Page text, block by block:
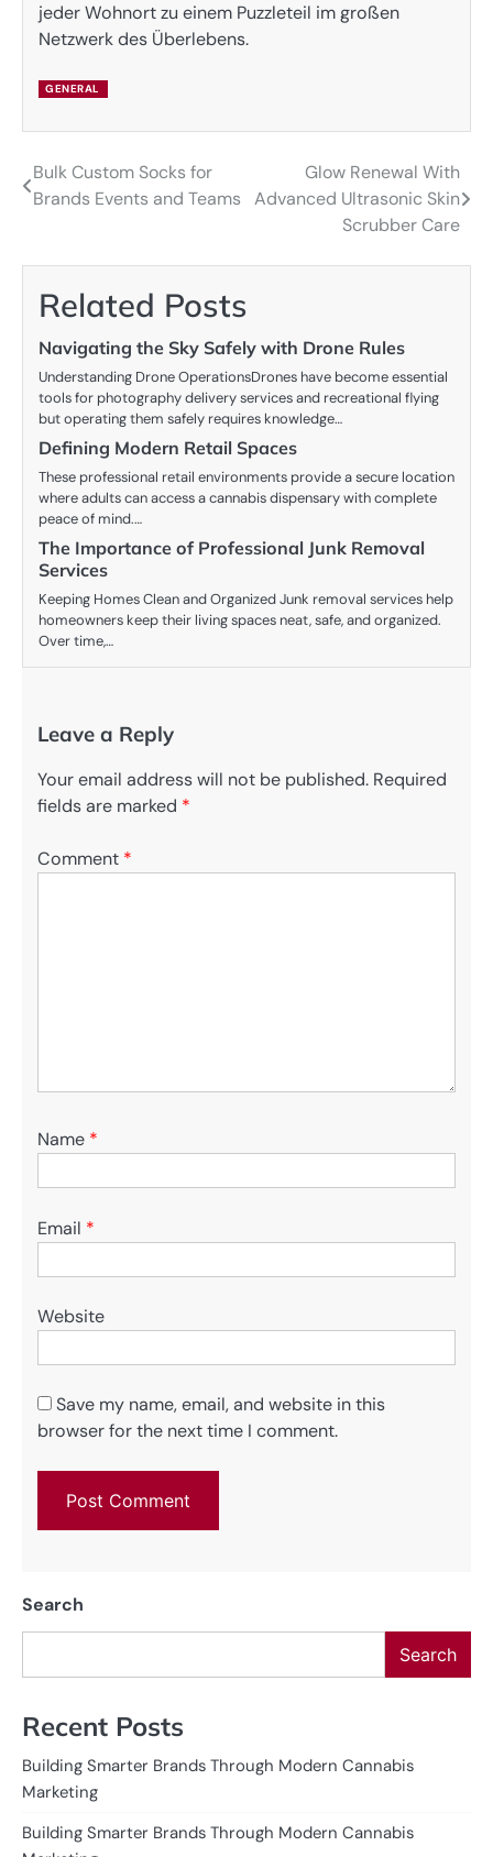
jeder Wohnort zu einem Puzzleteil im großen
Netzwerk des Überlebens.
GENERAL
Post
Bulk Custom Socks for
Brands Events and Teams
Glow Renewal With
Advanced Ultrasonic Skin
Scrubber Care
Related Posts
Navigating the Sky Safely with Drone Rules
Understanding Drone OperationsDrones have become essential
tools for photography delivery services and recreational flying
but operating them safely requires knowledge…
Defining Modern Retail Spaces
These professional retail environments provide a secure location
where adults can access a cannabis dispensary with complete
peace of mind.…
The Importance of Professional Junk Removal
Services
Keeping Homes Clean and Organized Junk removal services help
homeowners keep their living spaces neat, safe, and organized.
Over time,…
Leave a Reply
Your email address will not be published. Required
fields are marked *
Comment *
Name *
Email *
Website
Save my name, email, and website in this
browser for the next time I comment.
Search
Search
Recent Posts
Building Smarter Brands Through Modern Cannabis
Marketing
Building Smarter Brands Through Modern Cannabis